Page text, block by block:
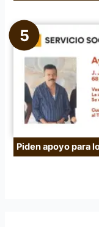
Piden apoyo para